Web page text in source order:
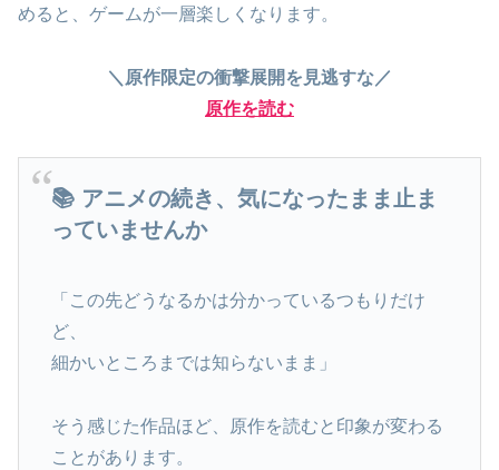
めると、ゲームが一層楽しくなります。
＼原作限定の衝撃展開を見逃すな／
原作を読む
📚 アニメの続き、気になったまま止ま
っていませんか
「この先どうなるかは分かっているつもりだけ
ど、
細かいところまでは知らないまま」
そう感じた作品ほど、原作を読むと印象が変わる
ことがあります。